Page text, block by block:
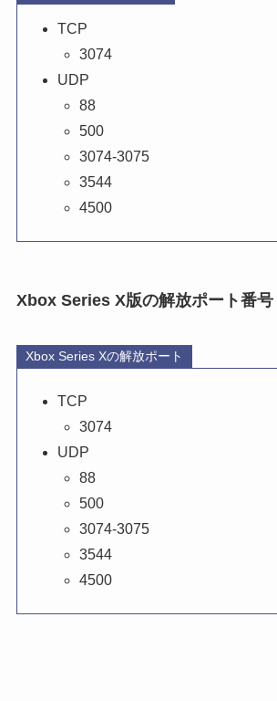
TCP
3074
UDP
88
500
3074-3075
3544
4500
Xbox Series X版の解放ポート番号
Xbox Series Xの解放ポート
TCP
3074
UDP
88
500
3074-3075
3544
4500